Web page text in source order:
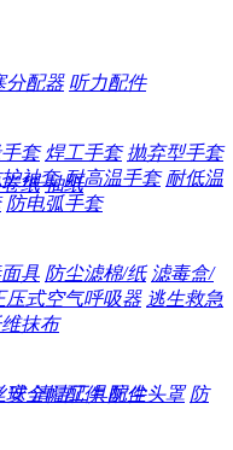
分配器 听力配件
套 焊工手套 抛弃型手套
袖套 耐高温手套 耐低温
防电弧手套
具 防尘滤棉/纸 滤毒盒/
压式空气呼吸器 逃生救急
安全帽配件 防尘头罩 防
纸 抽纸
抹布
球 清洁工具配件